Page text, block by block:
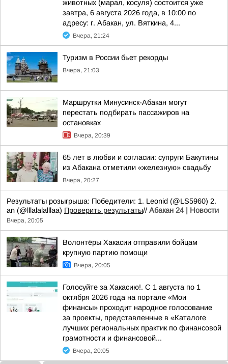
животных (марал, косуля) состоится уже
завтра, 6 августа 2026 года, в 10:00 по
адресу: г. Абакан, ул. Вяткина, 4...
Вчера, 21:24
Туризм в России бьет рекорды
Вчера, 21:03
Маршрутки Минусинск-Абакан могут
перестать подбирать пассажиров на
остановках
Вчера, 20:39
65 лет в любви и согласии: супруги Бакутины
из Абакана отметили «железную» свадьбу
Вчера, 20:27
Результаты розыгрыша: Победители: 1. Leonid (@LS5960) 2.
an (@lllalalalllaa) Проверить результаты// Абакан 24 | Новости
Вчера, 20:05
Волонтёры Хакасии отправили бойцам
крупную партию помощи
Вчера, 20:05
Голосуйте за Хакасию!. С 1 августа по 1
октября 2026 года на портале «Мои
финансы» проходит народное голосование
за проекты, представленные в «Каталоге
лучших региональных практик по финансовой
грамотности и финансовой...
Вчера, 20:05